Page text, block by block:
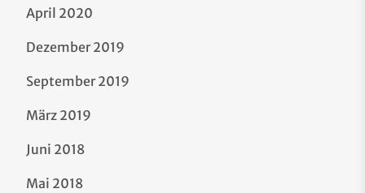
April 2020
Dezember 2019
September 2019
März 2019
Juni 2018
Mai 2018